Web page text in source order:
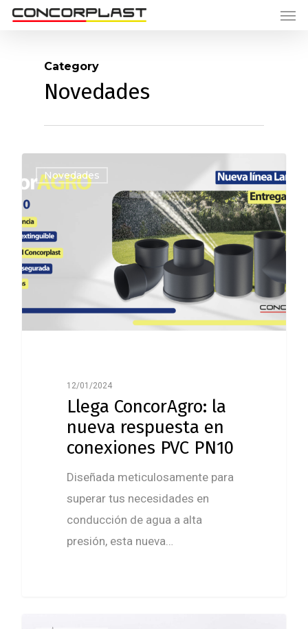
Category
Novedades
Novedades
12/01/2024
Llega ConcorAgro: la
nueva respuesta en
conexiones PVC PN10
Diseñada meticulosamente para
superar tus necesidades en
conducción de agua a alta
presión, esta nueva…